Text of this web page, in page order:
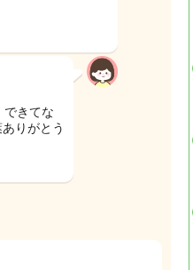
できてな
りがとう